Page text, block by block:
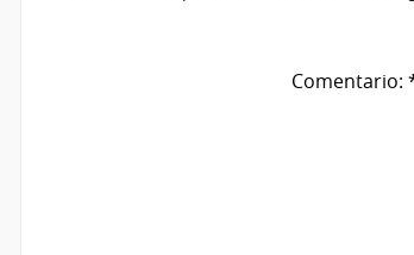
Comentario: